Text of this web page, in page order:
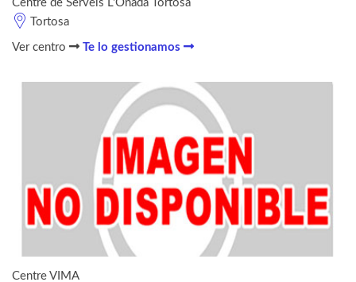
Centre de Serveis L'Onada Tortosa
Tortosa
Ver centro Te lo gestionamos
Centre VIMA